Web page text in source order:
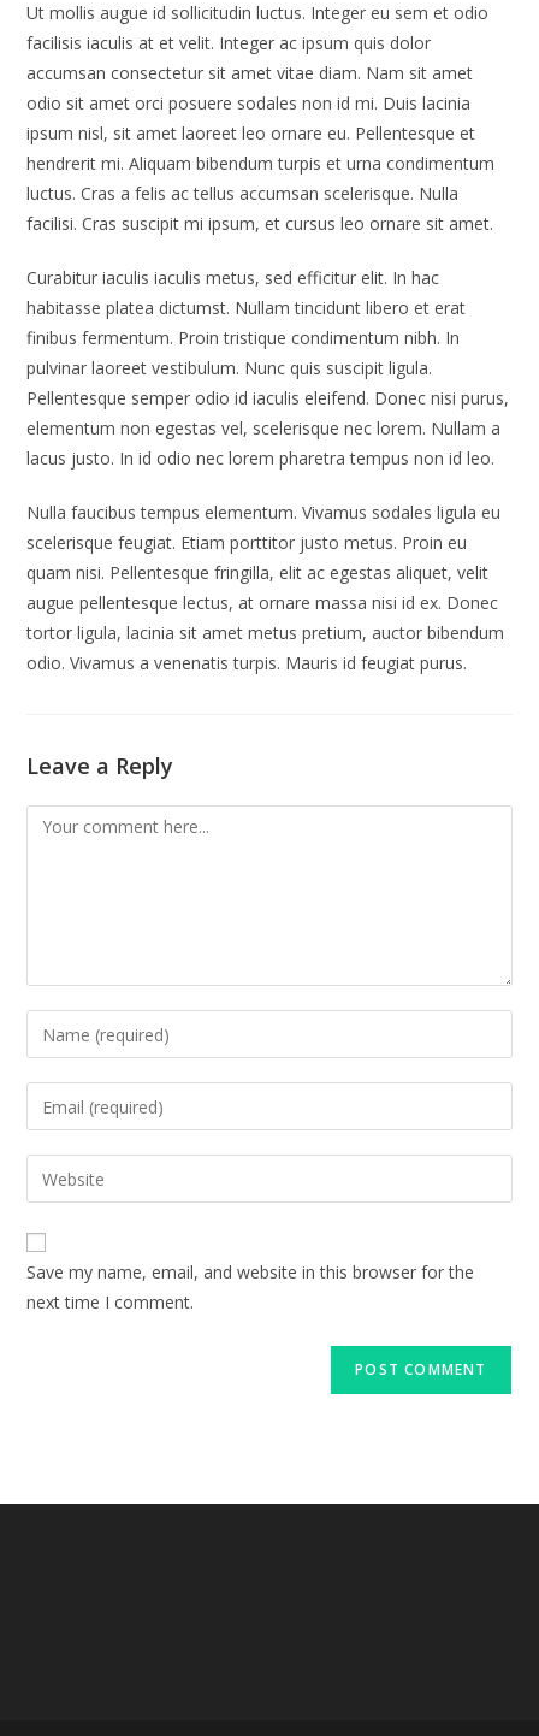
Ut mollis augue id sollicitudin luctus. Integer eu sem et odio
facilisis iaculis at et velit. Integer ac ipsum quis dolor
accumsan consectetur sit amet vitae diam. Nam sit amet
odio sit amet orci posuere sodales non id mi. Duis lacinia
ipsum nisl, sit amet laoreet leo ornare eu. Pellentesque et
hendrerit mi. Aliquam bibendum turpis et urna condimentum
luctus. Cras a felis ac tellus accumsan scelerisque. Nulla
facilisi. Cras suscipit mi ipsum, et cursus leo ornare sit amet.
Curabitur iaculis iaculis metus, sed efficitur elit. In hac
habitasse platea dictumst. Nullam tincidunt libero et erat
finibus fermentum. Proin tristique condimentum nibh. In
pulvinar laoreet vestibulum. Nunc quis suscipit ligula.
Pellentesque semper odio id iaculis eleifend. Donec nisi purus,
elementum non egestas vel, scelerisque nec lorem. Nullam a
lacus justo. In id odio nec lorem pharetra tempus non id leo.
Nulla faucibus tempus elementum. Vivamus sodales ligula eu
scelerisque feugiat. Etiam porttitor justo metus. Proin eu
quam nisi. Pellentesque fringilla, elit ac egestas aliquet, velit
augue pellentesque lectus, at ornare massa nisi id ex. Donec
tortor ligula, lacinia sit amet metus pretium, auctor bibendum
odio. Vivamus a venenatis turpis. Mauris id feugiat purus.
Leave a Reply
Comment
Enter
your
name
to
comment
Enter
your
email
address
comment
Enter
your
website
URL
(optional)
Save my name, email, and website in this browser for the
next time I comment.